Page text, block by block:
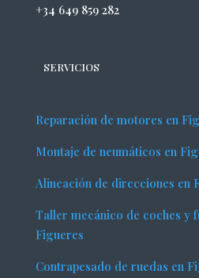
+34 649 859 282
SERVICIOS
Reparación de motores en
Montaje de neumáticos en
Alineación de direcciones en
Taller mecánico de coches y
Figueres
Contrapesado de ruedas en